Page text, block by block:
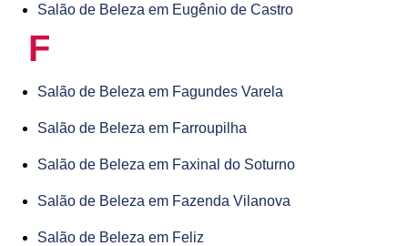
Salão de Beleza em Eugênio de Castro
F
Salão de Beleza em Fagundes Varela
Salão de Beleza em Farroupilha
Salão de Beleza em Faxinal do Soturno
Salão de Beleza em Fazenda Vilanova
Salão de Beleza em Feliz